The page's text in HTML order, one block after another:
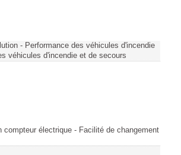
- Performance des véhicules d'incendie
véhicules d'incendie et de secours
compteur électrique - Facilité de changement